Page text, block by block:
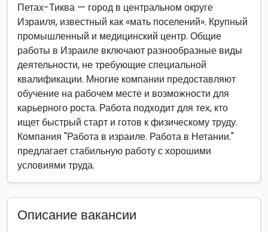
Петах-Тиква — город в центральном округе
Израиля, известный как «мать поселений». Крупный
промышленный и медицинский центр. Общие
работы в Израиле включают разнообразные виды
деятельности, не требующие специальной
квалификации. Многие компании предоставляют
обучение на рабочем месте и возможности для
карьерного роста. Работа подходит для тех, кто
ищет быстрый старт и готов к физическому труду.
Компания "Работа в израиле. Работа в Нетании."
предлагает стабильную работу с хорошими
условиями труда.
Описание вакансии